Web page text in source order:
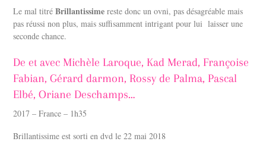
Le mal titréBrillantissime reste donc un ovni, pas désagréable mais
pas réussi non plus, mais suffisamment intrigant pour lui laisser une
seconde chance.
De et avec Michèle Laroque, Kad Merad, Françoise
Fabian, Gérard darmon, Rossy de Palma, Pascal
Elbé, Oriane Deschamps…
2017 – France – 1h35
Brillantissime est sorti en dvd le 22 mai 2018